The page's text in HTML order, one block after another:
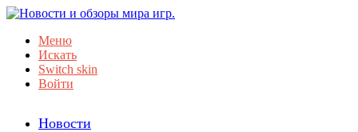
Меню
Искать
Switch skin
Войти
Новости